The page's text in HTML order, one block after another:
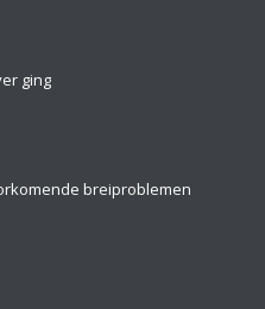
ging
breiproblemen